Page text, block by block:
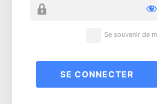
Se souvenir de